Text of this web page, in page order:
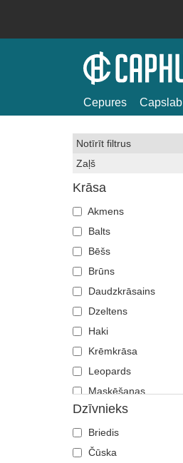
Cepures Capslab
Notīrīt filtrus
Zaļš
Krāsa
Akmens
Balts
Bēšs
Brūns
Daudzkrāsains
Dzeltens
Haki
Krēmkrāsa
Leopards
Maskēšanas
Melns
Oranžs
Pelēks
Dzīvnieks
Briedis
Čūska